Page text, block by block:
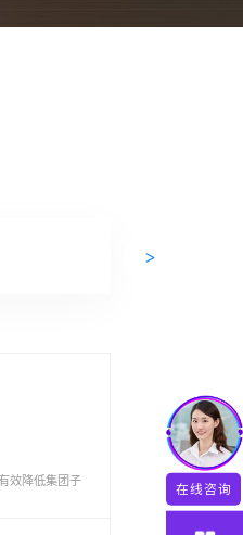
效降低集团子
在线咨询